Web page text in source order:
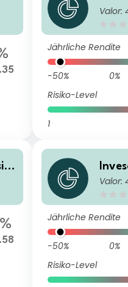
Valor:
Jährliche Rendite
-50% 0%
Risiko-Level
1
Valor:
Jährliche Rendite
-50% 0%
Risiko-Level